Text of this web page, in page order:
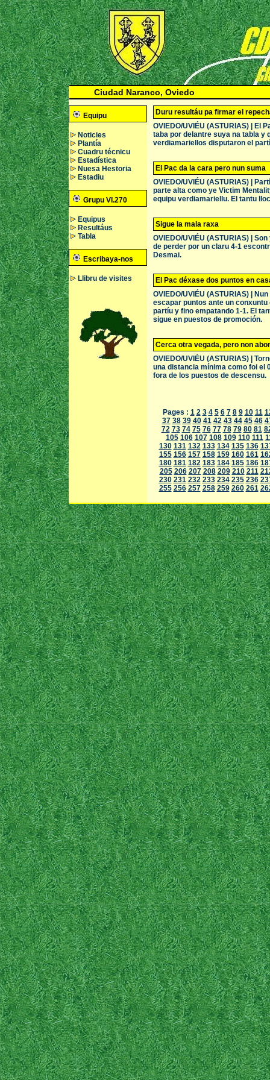
Ciudad Naranco, Oviedo
Equipu
Noticies
Plantía
Cuadru técnicu
Estadística
Nuesa Hestoria
Estadiu
Grupu VI.270
Equipus
Resultáus
Tabla
Escribaya-nos
Llibru de visites
Duru resultáu pa firmar el
OVIEDO/UVIÉU (ASTURIAS) | El
taba por delantre suya na tabla y
verdiamariellos disputaron el
El Pac da la cara pero nun suma
OVIEDO/UVIÉU (ASTURIAS) |
parte alta como ye Victim
equipu verdiamariellu. El tantu
Sigue la mala raxa
OVIEDO/UVIÉU (ASTURIAS) |
de perder por un claru 4-1
Desmai.
El Pac déxase dos puntos en
OVIEDO/UVIÉU (ASTURIAS) |
escapar puntos ante un
partíu y fino empatando 1-1. El
sigue en puestos de promoción.
Cerca otra vegada, pero non
OVIEDO/UVIÉU (ASTURIAS) |
una distancia mínima como foi el
fora de los puestos de descensu.
Pages : 1 2 3 4 5 6 7 8 9 10 11
37 38 39 40 41 42 43 44 45 46
72 73 74 75 76 77 78 79 80 81
105 106 107 108 109 110 111
130 131 132 133 134 135 136
155 156 157 158 159 160 161
180 181 182 183 184 185 186
205 206 207 208 209 210 211
230 231 232 233 234 235 236
255 256 257 258 259 260 261